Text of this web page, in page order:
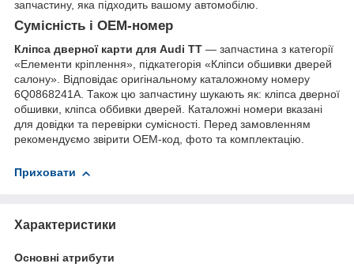
запчастину, яка підходить вашому автомобілю.
Сумісність і OEM-номер
Кліпса дверної карти для Audi TT — запчастина з категорії
«Елементи кріплення», підкатегорія «Кліпси обшивки дверей
салону». Відповідає оригінальному каталожному номеру
6Q0868241A. Також цю запчастину шукають як: кліпса дверної
обшивки, кліпса оббивки дверей. Каталожні номери вказані
для довідки та перевірки сумісності. Перед замовленням
рекомендуємо звірити OEM-код, фото та комплектацію.
Приховати
Характеристики
Основні атрибути